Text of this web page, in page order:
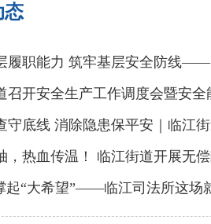
态
履职能力 筑牢基层安全防线
召开安全生产工作调度会暨安全
守底线 消除隐患保平安｜临江
，热血传温！ 临江街道开展无
起“大希望”——临江司法所这场